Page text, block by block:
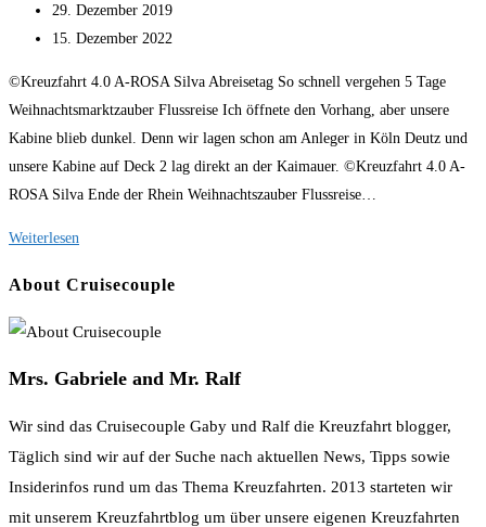
Autor:
Beitrag
veröffentlicht:
29. Dezember 2019
Beitrag
15. Dezember 2022
©Kreuzfahrt 4.0 A-ROSA Silva Abreisetag So schnell vergehen 5 Tage
Weihnachtsmarktzauber Flussreise Ich öffnete den Vorhang, aber unsere
Kabine blieb dunkel. Denn wir lagen schon am Anleger in Köln Deutz und
unsere Kabine auf Deck 2 lag direkt an der Kaimauer. ©Kreuzfahrt 4.0 A-
ROSA Silva Ende der Rhein Weihnachtszauber Flussreise…
Weiterlesen
Köln
der
Rhein
Weihnachtsmarktzauber
About Cruisecouple
Mrs. Gabriele and Mr. Ralf
Wir sind das Cruisecouple Gaby und Ralf die Kreuzfahrt blogger,
Täglich sind wir auf der Suche nach aktuellen News, Tipps sowie
Insiderinfos rund um das Thema Kreuzfahrten. 2013 starteten wir
mit unserem Kreuzfahrtblog um über unsere eigenen Kreuzfahrten